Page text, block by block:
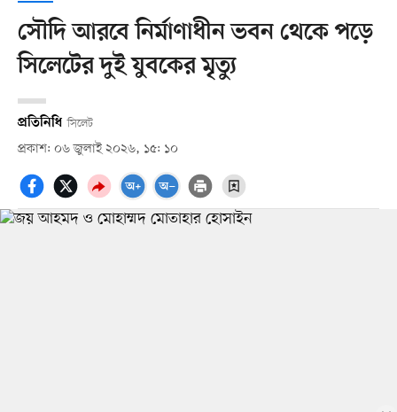
সৌদি আরবে নির্মাণাধীন ভবন থেকে পড়ে
সিলেটের দুই যুবকের মৃত্যু
প্রতিনিধি সিলেট
প্রকাশ: ০৬ জুলাই ২০২৬, ১৫: ১০